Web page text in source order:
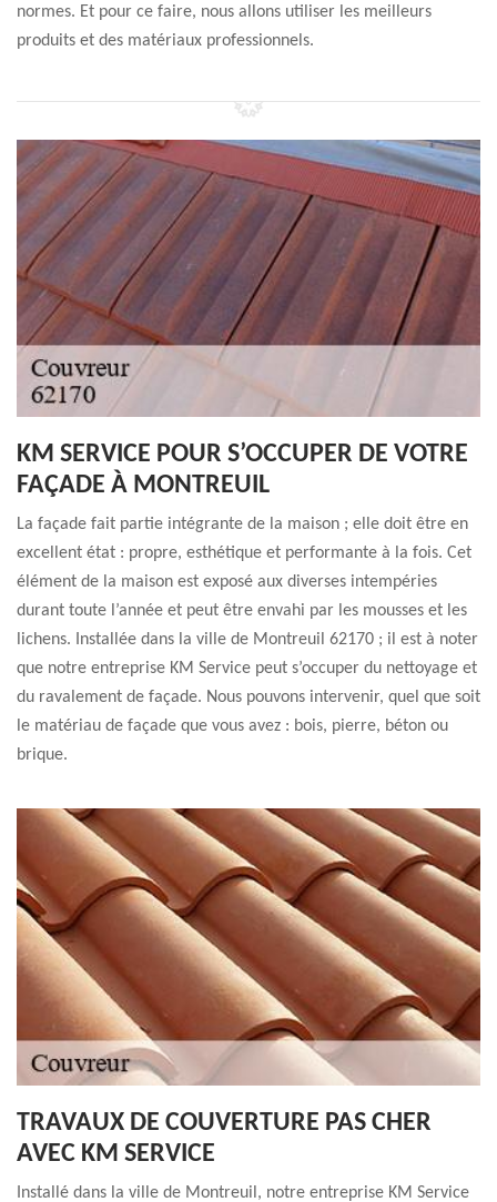
normes. Et pour ce faire, nous allons utiliser les meilleurs
produits et des matériaux professionnels.
KM SERVICE POUR S’OCCUPER DE VOTRE
FAÇADE À MONTREUIL
La façade fait partie intégrante de la maison ; elle doit être en
excellent état : propre, esthétique et performante à la fois. Cet
élément de la maison est exposé aux diverses intempéries
durant toute l’année et peut être envahi par les mousses et les
lichens. Installée dans la ville de Montreuil 62170 ; il est à noter
que notre entreprise KM Service peut s’occuper du nettoyage et
du ravalement de façade. Nous pouvons intervenir, quel que soit
le matériau de façade que vous avez : bois, pierre, béton ou
brique.
TRAVAUX DE COUVERTURE PAS CHER
AVEC KM SERVICE
Installé dans la ville de Montreuil, notre entreprise KM Service